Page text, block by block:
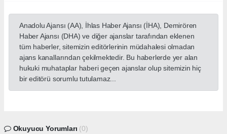
Anadolu Ajansı (AA), İhlas Haber Ajansı (İHA), Demirören
Haber Ajansı (DHA) ve diğer ajanslar tarafından eklenen
tüm haberler, sitemizin editörlerinin müdahalesi olmadan
ajans kanallarından çekilmektedir. Bu haberlerde yer alan
hukuki muhataplar haberi geçen ajanslar olup sitemizin hiç
bir editörü sorumlu tutulamaz...
Okuyucu Yorumları (0)